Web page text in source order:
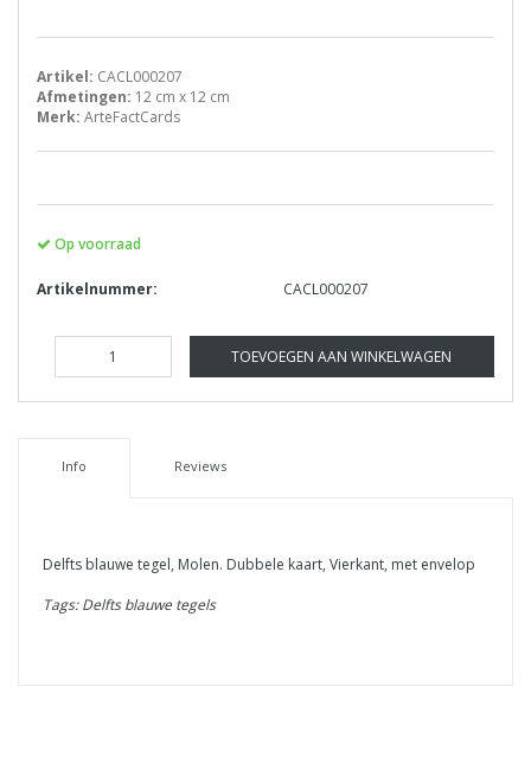
Artikel: CACL000207
Afmetingen: 12 cm x 12 cm
Merk: ArteFactCards
Op voorraad
Artikelnummer: CACL000207
TOEVOEGEN AAN WINKELWAGEN
Info Reviews
Delfts blauwe tegel, Molen. Dubbele kaart, Vierkant, met envelop
Tags: Delfts blauwe tegels